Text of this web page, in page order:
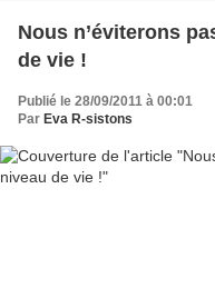
Nous n’éviterons
de vie !
Publié le 28/09/2011 à 00:01
Par Eva R-sistons